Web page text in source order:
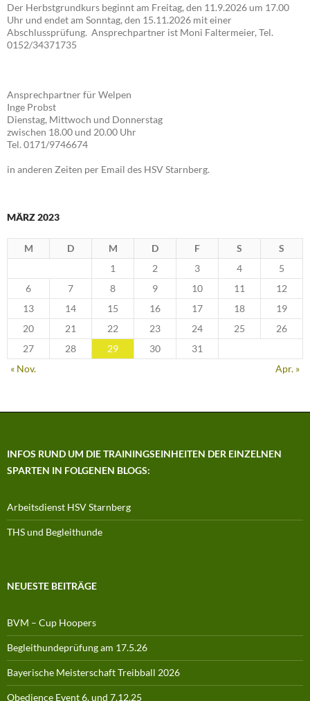
Der Herbstgrundkurs beginnt am Freitag, den 11.9.2026 um 17.00
Uhr und endet am Sonntag, den 15.11.2026 mit einer
Abschlussprüfung. Ansprechpartner ist Moni Faltermeier, Tel.
0152/34371735
Ansprechpartner für Welpen
Inge Probst
Dienstag, Mittwoch und Donnerstag
zwischen 18.00 und 20.00 Uhr
Tel. 0171/9746674
in anderen Zeiten per Email des HSV Starnberg.
MÄRZ 2023
M D M D F S
S
1
2 3 4
5
6
7 8 9 10 11
12
13
14 15 16 17 18
19
20
21 22 23 24 25
26
27
28 29 30
31
« Nov.
Apr. »
INFOS RUND UM DIE TRAININGSEINHEITEN DER EINZELNEN
SPARTEN IN FOLGENEN BLOGS:
Arbeitsdienst HSV Starnberg
THS und Begleithunde
NEUESTE BEITRÄGE
BVM – Cup Hoopers
Begleithundeprüfung am 17.5.26
Bayerische Meisterschaft Treibball 2026
Obedience Event 6. und 7.12.25